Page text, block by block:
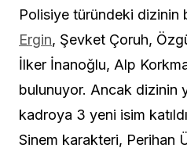
Polisiye türündeki dizinin
Ergin, Şevket Çoruh,
İlker İnanoğlu, Alp
bulunuyor. Ancak dizinin
kadroya 3 yeni isim
Sinem karakteri, Perihan